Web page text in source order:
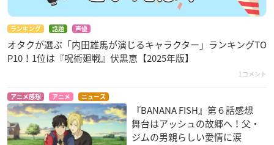
ランキング 話題 声優
オタクが選ぶ「内田雄馬が演じるキャラクター」ランキングTO
P10！1位は『呪術廻戦』伏黒恵【2025年版】
1コメント
アニメ感想 アニメ ニュース
『BANANA FISH』第６話感想
舞台はアッシュの故郷へ！父・
ジムの男親らしい愛情に涙